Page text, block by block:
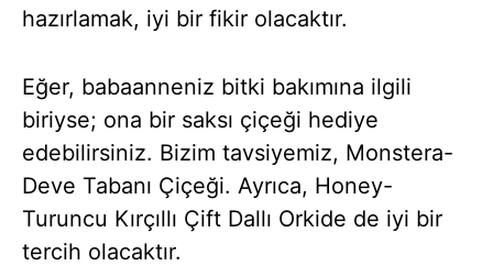
hazırlamak, iyi bir fikir olacaktır.
Eğer, babaanneniz bitki bakımına ilgili
biriyse; ona bir saksı çiçeği hediye
edebilirsiniz. Bizim tavsiyemiz, Monstera-
Deve Tabanı Çiçeği. Ayrıca, Honey-
Turuncu Kırçıllı Çift Dallı Orkide de iyi bir
tercih olacaktır.